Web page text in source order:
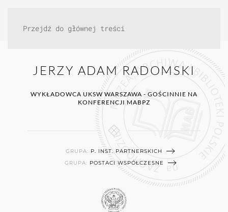
Przejdź do głównej treści
JERZY ADAM RADOMSKI
WYKŁADOWCA UKSW WARSZAWA - GOŚCINNIE NA
KONFERENCJI MABPZ
GRUPA: P. INST. PARTNERSKICH
GRUPA: POSTACI WSPÓŁCZESNE